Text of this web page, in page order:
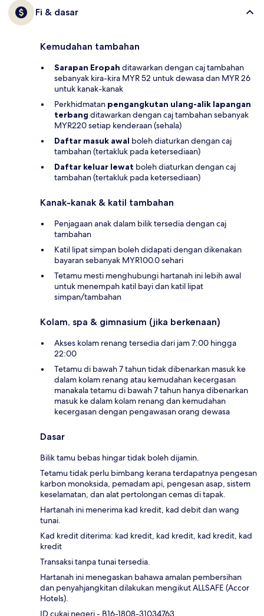
Fi & dasar
Kemudahan tambahan
Sarapan Eropah ditawarkan dengan caj tambahan
sebanyak kira-kira MYR 52 untuk dewasa dan MYR 26
untuk kanak-kanak
Perkhidmatan pengangkutan ulang-alik lapangan
terbang ditawarkan dengan caj tambahan sebanyak
MYR220 setiap kenderaan (sehala)
Daftar masuk awal boleh diaturkan dengan caj
tambahan (tertakluk pada ketersediaan)
Daftar keluar lewat boleh diaturkan dengan caj
tambahan (tertakluk pada ketersediaan)
Kanak-kanak & katil tambahan
Penjagaan anak dalam bilik tersedia dengan caj
tambahan
Katil lipat simpan boleh didapati dengan dikenakan
bayaran sebanyak MYR100.0 sehari
Tetamu mesti menghubungi hartanah ini lebih awal
untuk menempah katil bayi dan katil lipat
simpan/tambahan
Kolam, spa & gimnasium (jika berkenaan)
Akses kolam renang tersedia dari jam 7:00 hingga
22:00
Tetamu di bawah 7 tahun tidak dibenarkan masuk ke
dalam kolam renang atau kemudahan kecergasan
manakala tetamu di bawah 7 tahun hanya dibenarkan
masuk ke dalam kolam renang dan kemudahan
kecergasan dengan pengawasan orang dewasa
Dasar
Bilik tamu bebas hingar tidak boleh dijamin.
Tetamu tidak perlu bimbang kerana terdapatnya pengesan
karbon monoksida, pemadam api, pengesan asap, sistem
keselamatan, dan alat pertolongan cemas di tapak.
Hartanah ini menerima kad kredit, kad debit dan wang
tunai.
Kad kredit diterima: kad kredit, kad kredit, kad kredit, kad
kredit
Transaksi tanpa tunai tersedia.
Hartanah ini menegaskan bahawa amalan pembersihan
dan penyahjangkitan dilakukan mengikut ALLSAFE (Accor
Hotels).
ID cukai negeri - B16-1808-31034763